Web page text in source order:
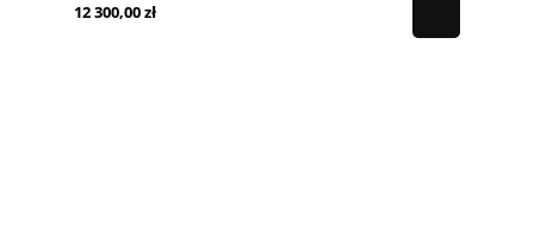
12 300,00 zł